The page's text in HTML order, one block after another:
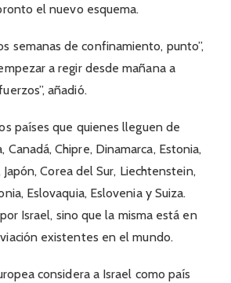
el nuevo esquema.
semanas de confinamiento, punto”,
a regir desde mañana a
añadió.
países que quienes lleguen de
Chipre, Dinamarca, Estonia,
Corea del Sur, Liechtenstein,
Eslovaquia, Eslovenia y Suiza.
Israel, sino que la misma está en
existentes en el mundo.
considera a Israel como país